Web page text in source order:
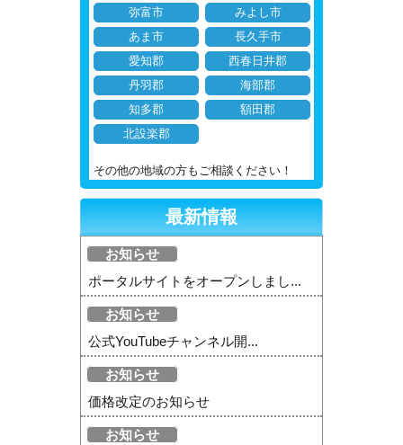
弥富市
みよし市
あま市
長久手市
愛知郡
西春日井郡
丹羽郡
海部郡
知多郡
額田郡
北設楽郡
その他の地域の方もご相談ください！
最新情報
お知らせ
ポータルサイトをオープンしまし...
お知らせ
公式YouTubeチャンネル開...
お知らせ
価格改定のお知らせ
お知らせ